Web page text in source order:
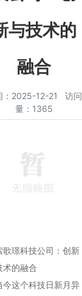
与技术的
融合
：2025-12-21 访问
量：1365
歌璟科技公司：创新
术的融合
今这个科技日新月异